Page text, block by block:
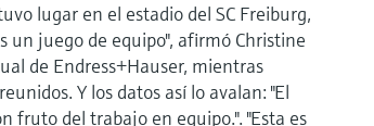
lugar en el estadio del SC Freiburg,
un juego de equipo", afirmó Christine
de Endress+Hauser, mientras
Y los datos así lo avalan: "El
fruto del trabajo en equipo.". "Esta es